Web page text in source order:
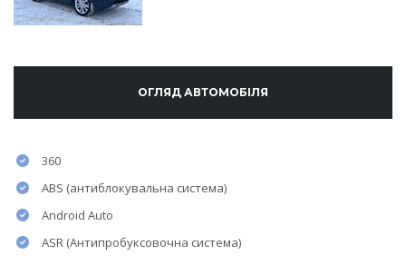
ОГЛЯД АВТОМОБІЛЯ
360
ABS (антиблокувальна система)
Android Auto
ASR (Антипробуксовочна система)